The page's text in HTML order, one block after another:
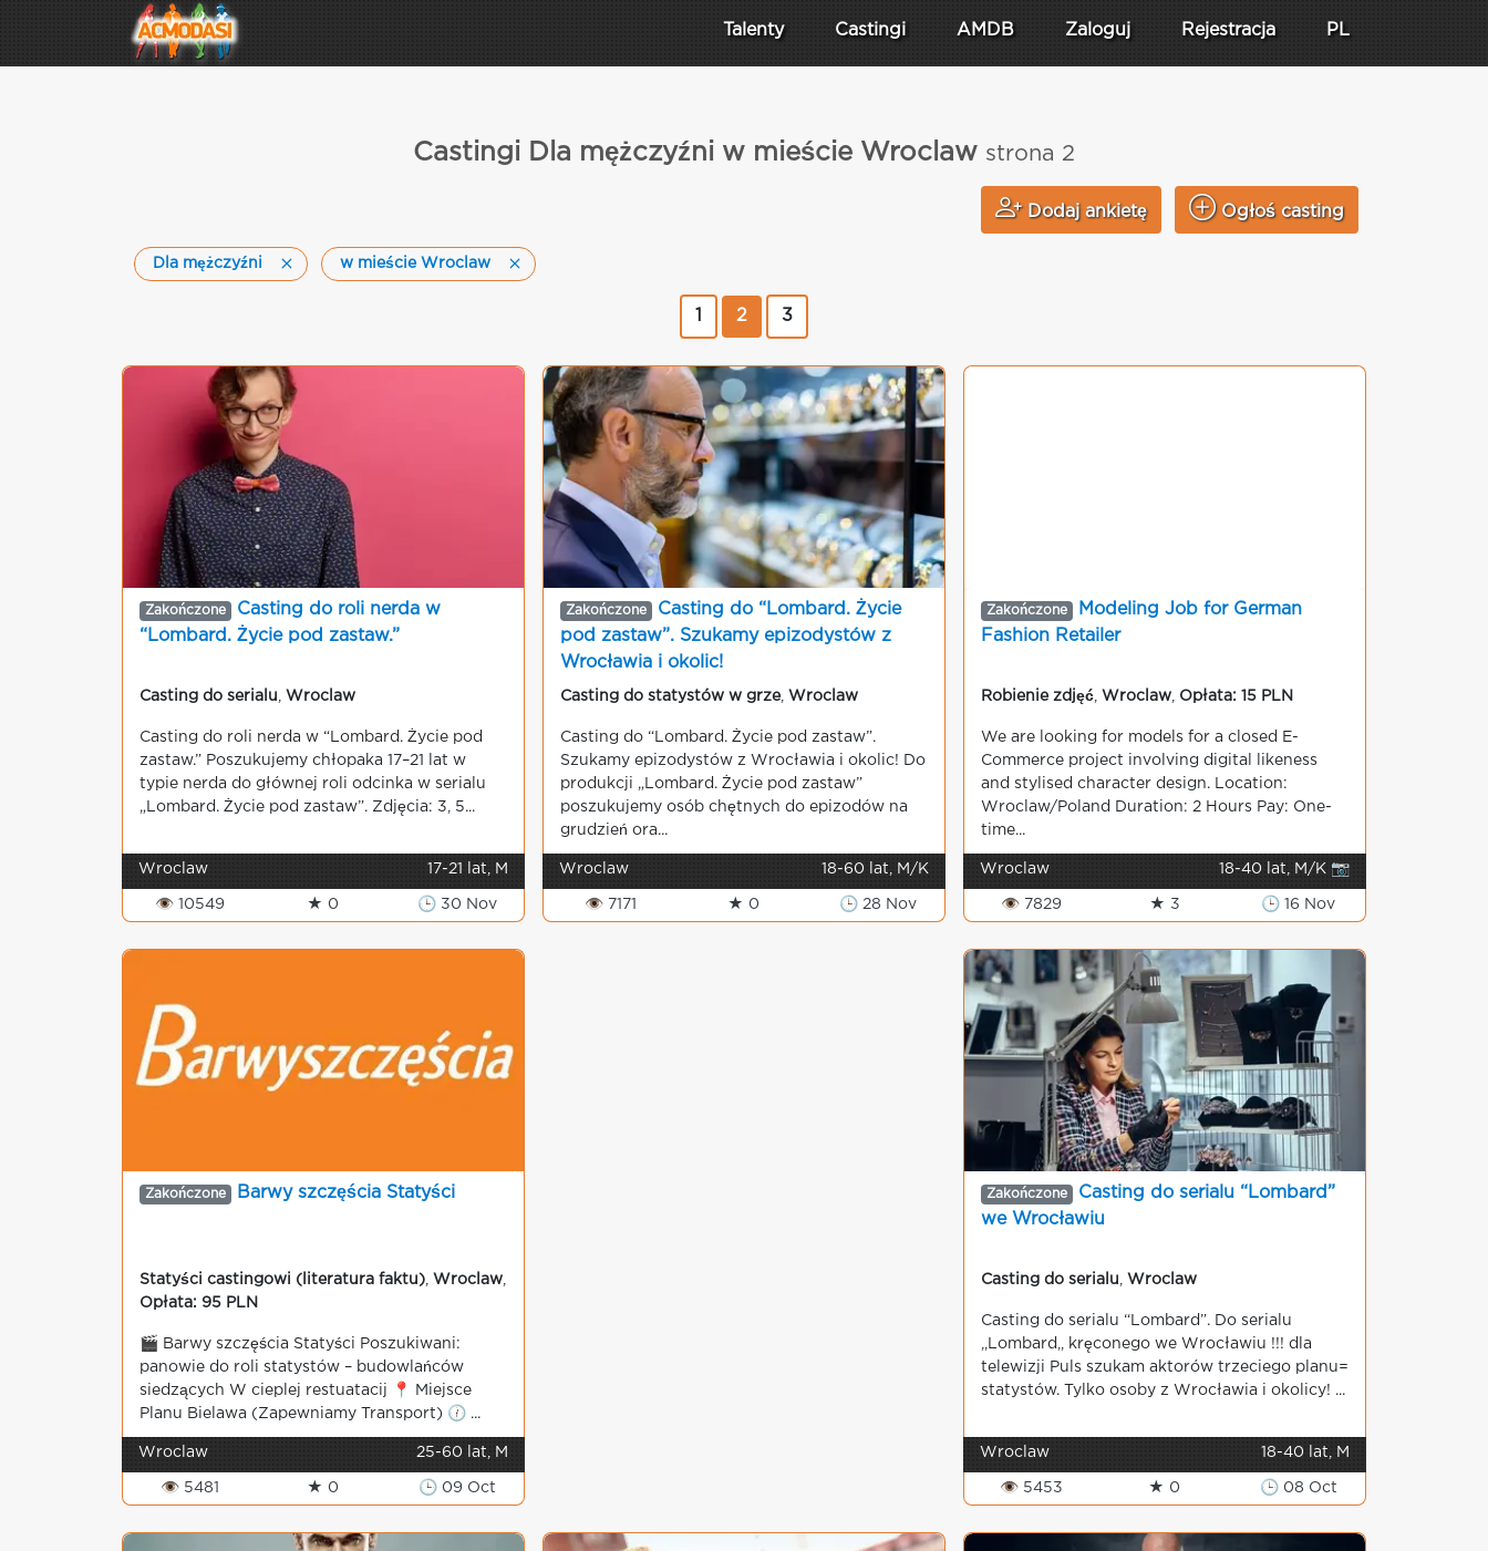
Talenty Castingi AMDB Zaloguj Rejestracja PL
Castingi Dla mężczyźni w mieście Wroclaw strona 2
Dodaj ankietę Ogłoś casting
Dla mężczyźni w mieście Wroclaw
2 3
Zakończone
Casting do roli nerda w
“Lombard. Życie pod zastaw.”
Casting do serialu Wroclaw
Casting do roli nerda w “Lombard. Życie pod
zastaw.” Poszukujemy chłopaka 17–21 lat w
typie nerda do głównej roli odcinka w serialu
„Lombard. Życie pod zastaw”. Zdjęcia: 3, 5...
Wroclaw 17-21 lat, M
👁 10549 ★ 0 🕒 30 Nov
Zakończone
Casting do “Lombard. Życie
pod zastaw”. Szukamy epizodystów z
Wrocławia i okolic!
Casting do statystów w grze, Wroclaw
Casting do “Lombard. Życie pod zastaw”.
Szukamy epizodystów z Wrocławia i okolic! Do
produkcji „Lombard. Życie pod zastaw”
poszukujemy osób chętnych do epizodów na
grudzień ora...
Wroclaw 18-60 lat, M/K
👁 7171 ★ 0 🕒 28 Nov
Zakończone
Modeling Job for German
Fashion Retailer
Robienie zdjęć Wroclaw Opłata: 15 PLN
We are looking for models for a closed E-
Commerce project involving digital likeness
and stylised character design. Location:
Wroclaw/Poland Duration: 2 Hours Pay: One-
time...
Wroclaw 18-40 lat, M/K 📷
👁 7829 ★ 3 🕒 16 Nov
Zakończone Barwy szczęścia Statyści
Statyści castingowi (literatura faktu) Wroclaw
Opłata: 95 PLN
🎬 Barwy szczęścia Statyści Poszukiwani:
panowie do roli statystów – budowlańców
siedzących W cieplej restuatacij 📍 Miejsce
Planu Bielawa (Zapewniamy Transport) 🕧 ...
Wroclaw 25-60 lat, M
👁 5481 ★ 0 🕒 09 Oct
Zakończone
Casting do serialu “Lombard”
we Wrocławiu
Casting do serialu Wroclaw
Casting do serialu “Lombard”. Do serialu
,,Lombard,, kręconego we Wrocławiu !!! dla
telewizji Puls szukam aktorów trzeciego planu=
statystów. Tylko osoby z Wrocławia i okolicy! ...
Wroclaw 18-40 lat, M
👁 5453 ★ 0 🕒 08 Oct